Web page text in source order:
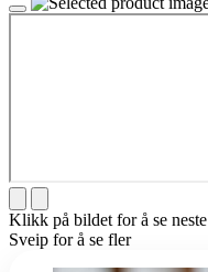
Klikk på bildet for å se neste
Sveip for å se fler